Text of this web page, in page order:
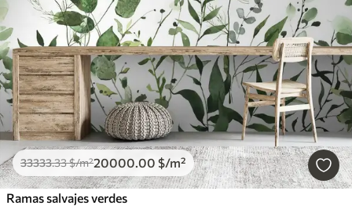
33333.33$/m²20000.00 $/m²
Ramas salvajes verdes